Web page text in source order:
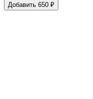
Добавить 650 ₽